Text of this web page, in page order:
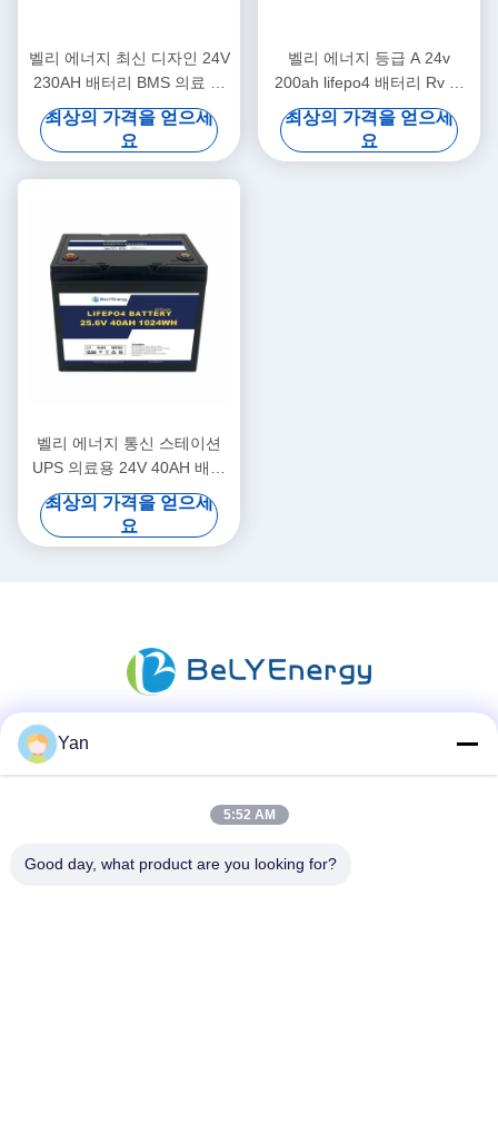
벨리 에너지 최신 디자인 24V
230AH 배터리 BMS 의료 스
쿠터 요트
최상의 가격을 얻으세
요
벨리 에너지 등급 A 24v
200ah lifepo4 배터리 Rv 태
양 Lifepo4 해양 배터리 깊은
사이클
최상의 가격을 얻으세
요
벨리 에너지 통신 스테이션
UPS 의료용 24V 40AH 배터
리
최상의 가격을 얻으세
요
빠른 연락
Yan
5:52 AM
Good day, what product are you looking for?